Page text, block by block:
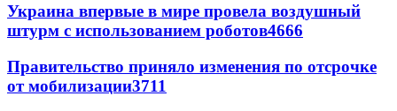
Украина впервые в мире провела воздушный
штурм с использованием роботов4666
Правительство приняло изменения по отсрочке
от мобилизации3711